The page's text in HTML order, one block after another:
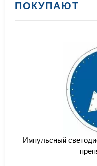
ПОКУПАЮТ
Импульсный